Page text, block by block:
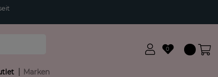
0
Marken